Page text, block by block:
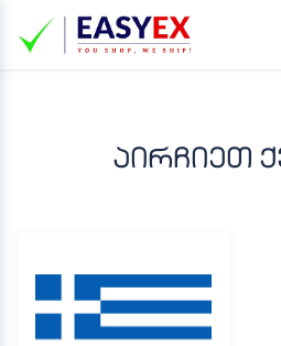
აირჩიეთ